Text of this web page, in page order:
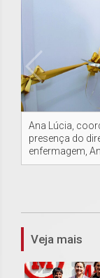
Ana Lúcia,
presença do
enfermagem,
Veja mais